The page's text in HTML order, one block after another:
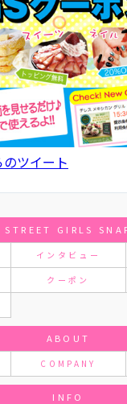
ツイート
STREET GIRLS
インタビュー
クーポン
ABOUT
COMPANY
INFO